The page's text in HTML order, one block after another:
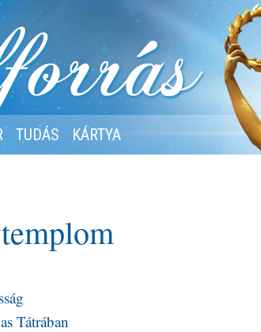
TUDÁS KÁRTYA
Tátrában